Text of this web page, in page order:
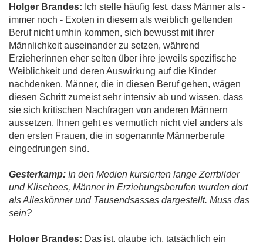
Holger Brandes: Ich stelle häufig fest, dass Männer als -
immer noch - Exoten in diesem als weiblich geltenden
Beruf nicht umhin kommen, sich bewusst mit ihrer
Männlichkeit auseinander zu setzen, während
Erzieherinnen eher selten über ihre jeweils spezifische
Weiblichkeit und deren Auswirkung auf die Kinder
nachdenken. Männer, die in diesen Beruf gehen, wägen
diesen Schritt zumeist sehr intensiv ab und wissen, dass
sie sich kritischen Nachfragen von anderen Männern
aussetzen. Ihnen geht es vermutlich nicht viel anders als
den ersten Frauen, die in sogenannte Männerberufe
eingedrungen sind.
Gesterkamp: In den Medien kursierten lange Zerrbilder
und Klischees, Männer in Erziehungsberufen wurden dort
als Alleskönner und Tausendsassas dargestellt. Muss das
sein?
Holger Brandes: Das ist, glaube ich, tatsächlich ein